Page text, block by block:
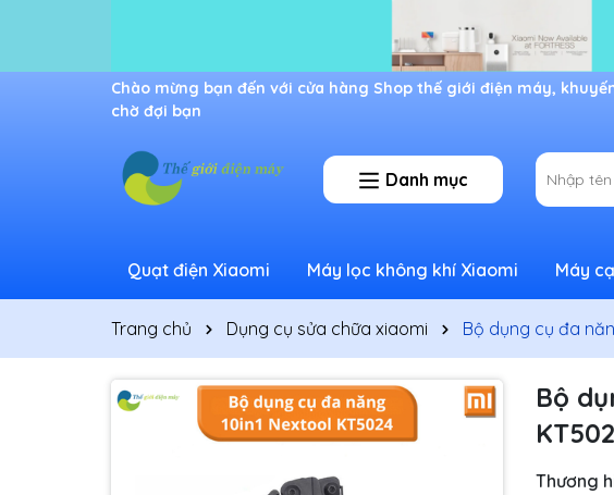
Ưu đãi lớn dành cho thành viên mới
Danh mục
Quạt điện Xiaomi Máy lọc không khí Xiaomi Máy
Trang chủ Dụng cụ sửa chữa xiaomi Bộ dụng cụ đa
Bộ
Thương